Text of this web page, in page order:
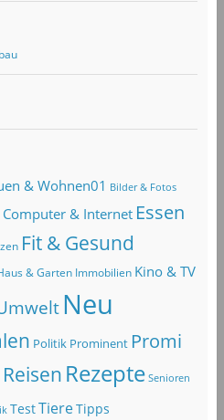
& Wohnen01 Bilder & Fotos
Computer & Internet Essen
Fit & Gesund
& Garten Immobilien Kino & TV
Neu
Politik Prominent Promi
Reisen Rezepte Senioren
TestTiereTipps